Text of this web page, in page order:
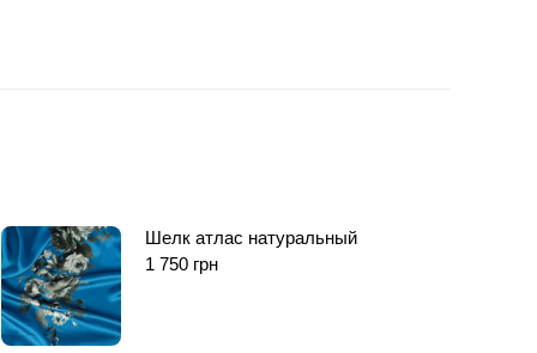
Шелк атлас натуральный
1 750 грн